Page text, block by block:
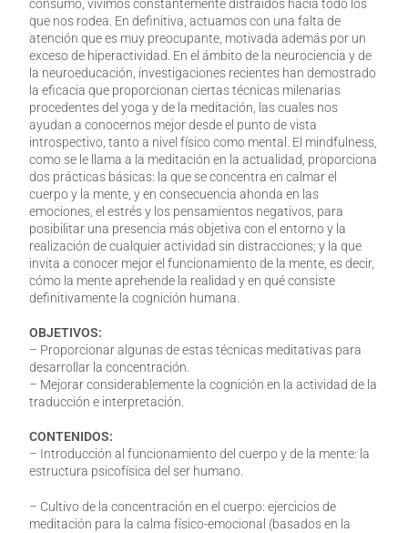
consumo, vivimos constantemente distraídos hacia todo los
que nos rodea. En definitiva, actuamos con una falta de
atención que es muy preocupante, motivada además por un
exceso de hiperactividad. En el ámbito de la neurociencia y de
la neuroeducación, investigaciones recientes han demostrado
la eficacia que proporcionan ciertas técnicas milenarias
procedentes del yoga y de la meditación, las cuales nos
ayudan a conocernos mejor desde el punto de vista
introspectivo, tanto a nivel físico como mental. El mindfulness,
como se le llama a la meditación en la actualidad, proporciona
dos prácticas básicas: la que se concentra en calmar el
cuerpo y la mente, y en consecuencia ahonda en las
emociones, el estrés y los pensamientos negativos, para
posibilitar una presencia más objetiva con el entorno y la
realización de cualquier actividad sin distracciones; y la que
invita a conocer mejor el funcionamiento de la mente, es decir,
cómo la mente aprehende la realidad y en qué consiste
definitivamente la cognición humana.
OBJETIVOS:
– Proporcionar algunas de estas técnicas meditativas para
desarrollar la concentración.
– Mejorar considerablemente la cognición en la actividad de la
traducción e interpretación.
CONTENIDOS:
– Introducción al funcionamiento del cuerpo y de la mente: la
estructura psicofísica del ser humano.
– Cultivo de la concentración en el cuerpo: ejercicios de
meditación para la calma físico-emocional (basados en la